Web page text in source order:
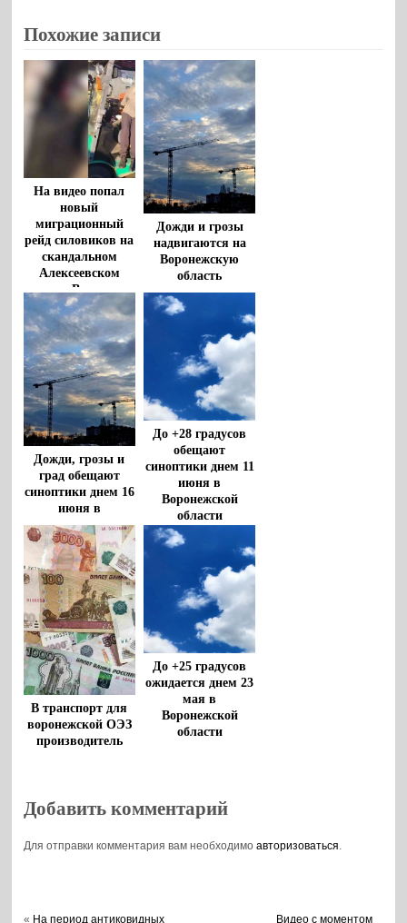
Похожие записи
На видео попал
новый
миграционный
рейд силовиков на
скандальном
Алексеевском
рынке Воронежа
Дожди и грозы
надвигаются на
Воронежскую
область
Дожди, грозы и
град обещают
синоптики днем 16
июня в
Воронежской
области
До +28 градусов
обещают
синоптики днем 11
июня в
Воронежской
области
В транспорт для
воронежской ОЭЗ
производитель
До +25 градусов
ожидается днем 23
мая в
Воронежской
области
Добавить комментарий
Для отправки комментария вам необходимоавторизоваться.
« На период антиковидных Видео с моментом